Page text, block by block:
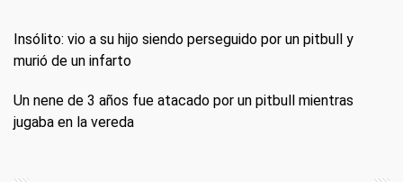
Insólito: vio a su hijo siendo perseguido por un pitbull y
murió de un infarto
Un nene de 3 años fue atacado por un pitbull mientras
jugaba en la vereda